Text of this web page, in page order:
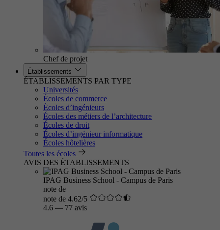
Chef de projet
Établissements
ÉTABLISSEMENTS PAR TYPE
Universités
Écoles de commerce
Écoles d’ingénieurs
Écoles des métiers de l’architecture
Écoles de droit
Écoles d’ingénieur informatique
Écoles hôtelières
Toutes les écoles
AVIS DES ÉTABLISSEMENTS
IPAG Business School - Campus de Paris
note de
note de 4.62/5
4.6 — 77 avis